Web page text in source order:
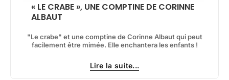
« LE CRABE », UNE COMPTINE DE CORINNE
ALBAUT
"Le crabe" et une comptine de Corinne Albaut qui peut
facilement être mimée. Elle enchantera les enfants !
Lire la suite...